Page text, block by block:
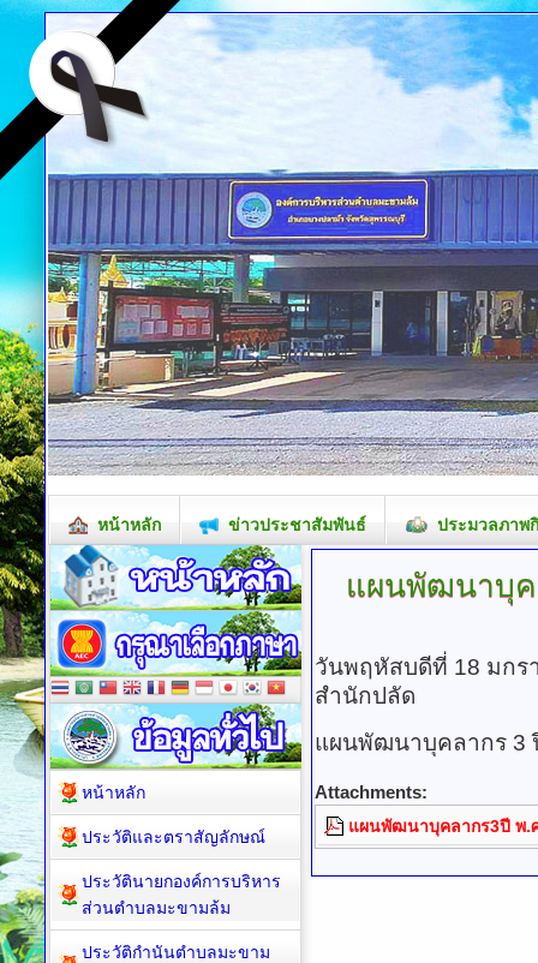
หน้าหลัก ข่าวประชาสัมพันธ์ ประมวลภาพ
แผนพัฒนาบุค
วันพฤหัสบดีที่ 18 มกร
สำนักปลัด
แผนพัฒนาบุคลากร 3
Attachments:
แผนพัฒนาบุคลากร3ปี พ.
หน้าหลัก
ประวัติและตราสัญลักษณ์
ประวัตินายกองค์การบริหาร
ส่วนตำบลมะขามล้ม
ประวัติกำนันตำบลมะขาม